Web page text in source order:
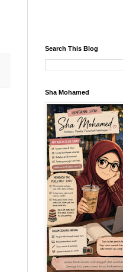
Search This Blog
Sha Mohamed